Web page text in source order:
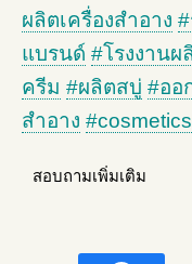
ผลิตเครื่องสำอาง #
แบรนด์ #โรงงานผ
ครีม #ผลิตสบู่ #ออ
สำอาง #cosmetics
สอบถามเพิ่มเติม